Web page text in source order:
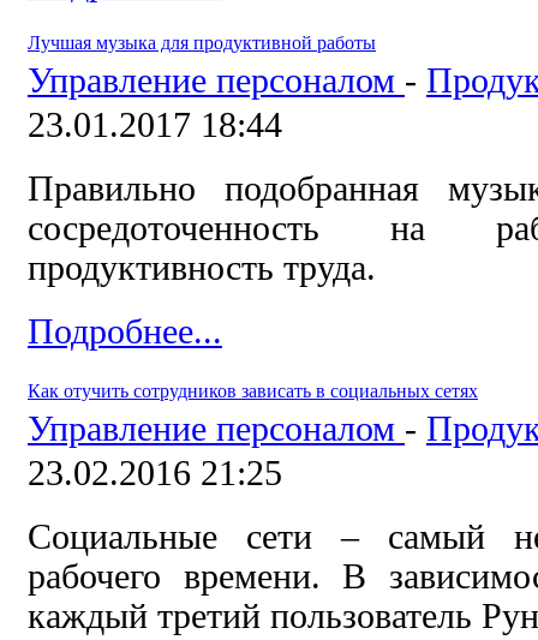
Лучшая музыка для продуктивной работы
Управление персоналом -
23.01.2017 18:44
Правильно подобранная
сосредоточенность на
продуктивность труда.
Подробнее...
Как отучить сотрудников зависать в социальных сетях
Управление персоналом -
23.02.2016 21:25
Социальные сети – самый
рабочего времени. В
каждый третий пользователь